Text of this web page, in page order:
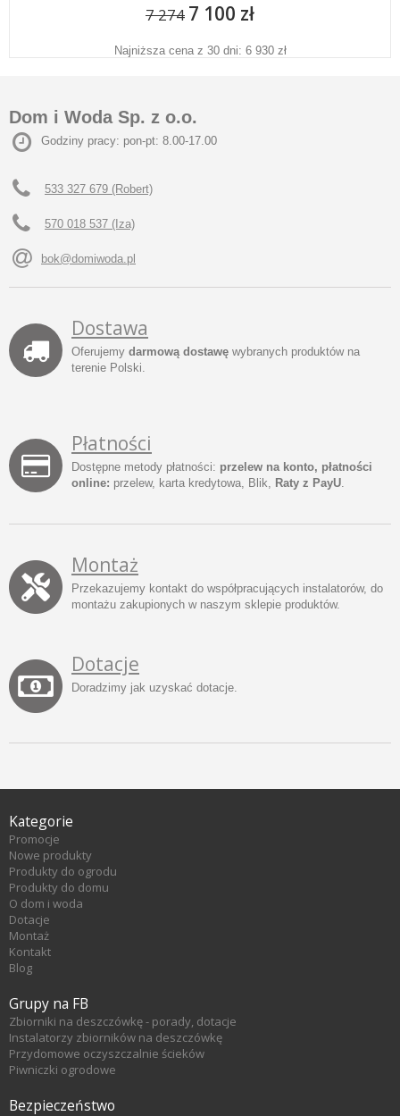
7 274 7 100 zł
Najniższa cena z 30 dni: 6 930 zł
Dom i Woda Sp. z o.o.
Godziny pracy: pon-pt: 8.00-17.00
533 327 679 (Robert)
570 018 537 (Iza)
bok@domiwoda.pl
Dostawa
Oferujemy darmową dostawę wybranych produktów na
terenie Polski.
Płatności
Dostępne metody płatności: przelew na konto, płatności
online: przelew, karta kredytowa, Blik, Raty z PayU.
Montaż
Przekazujemy kontakt do współpracujących instalatorów, do
montażu zakupionych w naszym sklepie produktów.
Dotacje
Doradzimy jak uzyskać dotacje.
Kategorie
Promocje
Nowe produkty
Produkty do ogrodu
Produkty do domu
O dom i woda
Dotacje
Montaż
Kontakt
Blog
Grupy na FB
Zbiorniki na deszczówkę - porady, dotacje
Instalatorzy zbiorników na deszczówkę
Przydomowe oczyszczalnie ścieków
Piwniczki ogrodowe
Bezpieczeństwo